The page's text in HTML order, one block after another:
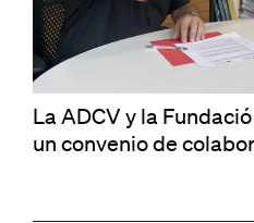
La ADCV y la
un convenio de